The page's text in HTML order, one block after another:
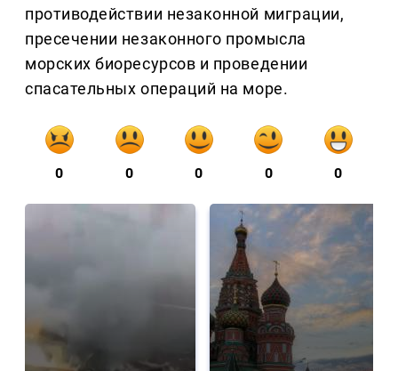
противодействии незаконной миграции,
пресечении незаконного промысла
морских биоресурсов и проведении
спасательных операций на море.
0 0 0 0 0